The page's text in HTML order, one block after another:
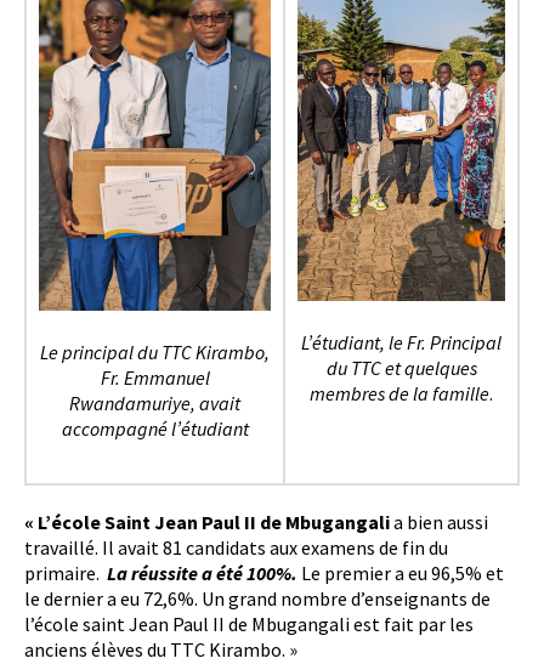
Le principal du TTC Kirambo,
Fr. Emmanuel
Rwandamuriye, avait
accompagné l’étudiant
L’étudiant, le Fr. Principal
du TTC et quelques
membres de la famille.
« L’école Saint Jean Paul II de Mbugangalia bien aussi
travaillé. Il avait 81 candidats aux examens de fin du
primaire. La réussite a été 100%. Le premier a eu 96,5% et
le dernier a eu 72,6%. Un grand nombre d’enseignants de
l’école saint Jean Paul II de Mbugangali est fait par les
anciens élèves du TTC Kirambo. »